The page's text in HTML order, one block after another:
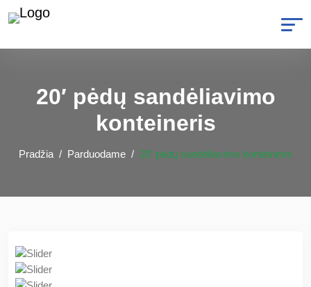
20′ pėdų sandėliavimo
konteineris
Pradžia Parduodame 20′ pėdų sandėliavimo konteineris